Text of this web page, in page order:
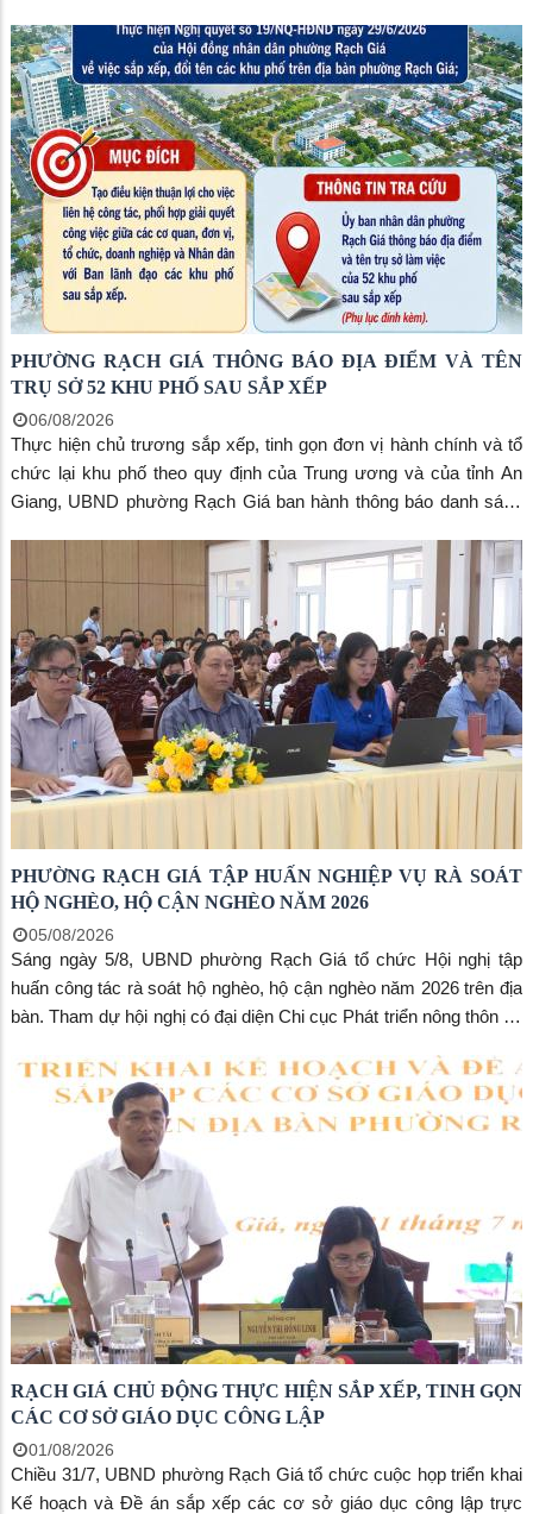
Đồng chí Nguyễn Thị Hồng Linh, Phó Chủ tịch UBND phường,
Phó Trưởng ban Thường trực Ban Chỉ đạo phường chủ trì hội
nghị. Tham dự có đồng chí Huỳnh Tấn Phố, Phó Giám đốc BHXH
tỉnh An Giang, cùng đại diện lãnh đạo các phòng, ban, ngành,
đoàn thể và Ban Lãnh đạo các khu phố trên địa bàn.
PHƯỜNG RẠCH GIÁ THÔNG BÁO ĐỊA ĐIỂM VÀ TÊN
TRỤ SỞ 52 KHU PHỐ SAU SẮP XẾP
06/08/2026
Thực hiện chủ trương sắp xếp, tinh gọn đơn vị hành chính và tổ
chức lại khu phố theo quy định của Trung ương và của tỉnh An
Giang, UBND phường Rạch Giá ban hành thông báo danh sách
thuận lợi cho người dân trong việc liên hệ công tác, giải quyết thủ
tục hành chính và tham gia các hoạt động tại địa phương.
PHƯỜNG RẠCH GIÁ TẬP HUẤN NGHIỆP VỤ RÀ SOÁT
HỘ NGHÈO, HỘ CẬN NGHÈO NĂM 2026
05/08/2026
Sáng ngày 5/8, UBND phường Rạch Giá tổ chức Hội nghị tập
huấn công tác rà soát hộ nghèo, hộ cận nghèo năm 2026 trên địa
bàn. Tham dự hội nghị có đại diện Chi cục Phát triển nông thôn và
Giang, các thành viên Ban Chỉ đạo rà soát phường, cùng Trưởng
Ban lãnh đạo và đội ngũ rà soát viên đại diện cho 52 khu phố.
RẠCH GIÁ CHỦ ĐỘNG THỰC HIỆN SẮP XẾP, TINH GỌN
CÁC CƠ SỞ GIÁO DỤC CÔNG LẬP
01/08/2026
Chiều 31/7, UBND phường Rạch Giá tổ chức cuộc họp triển khai
Kế hoạch và Đề án sắp xếp các cơ sở giáo dục công lập trực